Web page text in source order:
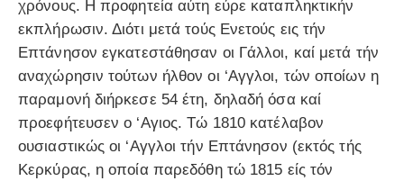
χρόνους. Η προφητεία αύτη εύρε καταπληκτικήν
εκπλήρωσιν. Διότι μετά τούς Ενετούς εις τήν
Επτάνησον εγκατεστάθησαν οι Γάλλοι, καί μετά τήν
αναχώρησιν τούτων ήλθον οι ‘Aγγλοι, τών οποίων η
παραμονή διήρκεσε 54 έτη, δηλαδή όσα καί
προεφήτευσεν ο ‘Aγιος. Τώ 1810 κατέλαβον
ουσιαστικώς οι ‘Aγγλοι τήν Επτάνησον (εκτός τής
Κερκύρας, η οποία παρεδόθη τώ 1815 είς τόν